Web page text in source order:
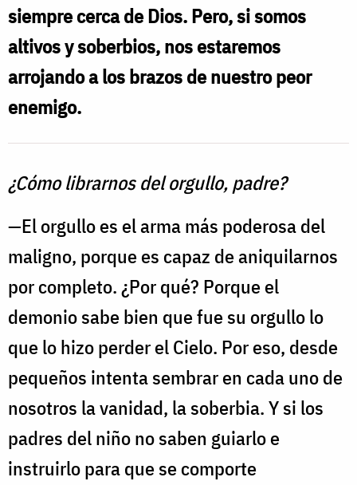
siempre cerca de Dios. Pero, si somos
altivos y soberbios, nos estaremos
arrojando a los brazos de nuestro peor
enemigo.
¿Cómo librarnos del orgullo, padre?
—El orgullo es el arma más poderosa del
maligno, porque es capaz de aniquilarnos
por completo. ¿Por qué? Porque el
demonio sabe bien que fue su orgullo lo
que lo hizo perder el Cielo. Por eso, desde
pequeños intenta sembrar en cada uno de
nosotros la vanidad, la soberbia. Y si los
padres del niño no saben guiarlo e
instruirlo para que se comporte